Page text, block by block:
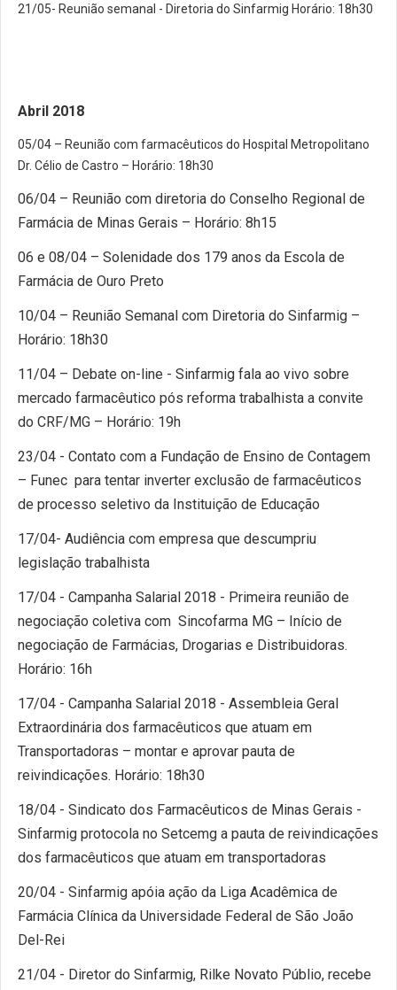
21/05- Reunião semanal - Diretoria do Sinfarmig Horário: 18h30
Abril 2018
05/04 – Reunião com farmacêuticos do Hospital Metropolitano
Dr. Célio de Castro – Horário: 18h30
06/04 – Reunião com diretoria do Conselho Regional de
Farmácia de Minas Gerais – Horário: 8h15
06 e 08/04 – Solenidade dos 179 anos da Escola de
Farmácia de Ouro Preto
10/04 – Reunião Semanal com Diretoria do Sinfarmig –
Horário: 18h30
11/04 – Debate on-line - Sinfarmig fala ao vivo sobre
mercado farmacêutico pós reforma trabalhista a convite
do CRF/MG – Horário: 19h
23/04 - Contato com a Fundação de Ensino de Contagem
– Funec para tentar inverter exclusão de farmacêuticos
de processo seletivo da Instituição de Educação
17/04- Audiência com empresa que descumpriu
legislação trabalhista
17/04 - Campanha Salarial 2018 - Primeira reunião de
negociação coletiva com Sincofarma MG – Início de
negociação de Farmácias, Drogarias e Distribuidoras.
Horário: 16h
17/04 - Campanha Salarial 2018 - Assembleia Geral
Extraordinária dos farmacêuticos que atuam em
Transportadoras – montar e aprovar pauta de
reivindicações. Horário: 18h30
18/04 - Sindicato dos Farmacêuticos de Minas Gerais -
Sinfarmig protocola no Setcemg a pauta de reivindicações
dos farmacêuticos que atuam em transportadoras
20/04 - Sinfarmig apóia ação da Liga Acadêmica de
Farmácia Clínica da Universidade Federal de São João
Del-Rei
21/04 - Diretor do Sinfarmig, Rilke Novato Públio, recebe